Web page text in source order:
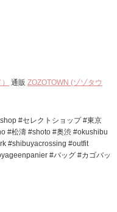
通販 ZOZOTOWN (ゾゾタウ
#セレクトショップ #東京
#松濤 #shoto #奥渋 #okushibu
#shibuyacrossing #outfit
#バッグ #カゴバッ